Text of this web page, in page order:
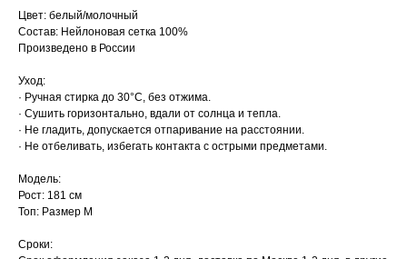
Цвет: белый/молочный
Состав: Нейлоновая сетка 100%
Произведено в России
Уход:
· Ручная стирка до 30°C, без отжима.
· Сушить горизонтально, вдали от солнца и тепла.
· Не гладить, допускается отпаривание на расстоянии.
· Не отбеливать, избегать контакта с острыми предметами.
Модель:
Рост: 181 см
Топ: Размер М
Сроки: